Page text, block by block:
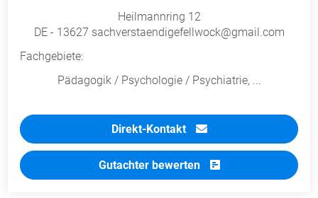
Heilmannring 12
DE - 13627 sachverstaendigefellwock@gmail.com
Fachgebiete:
Pädagogik / Psychologie / Psychiatrie, ...
Direkt-Kontakt
Gutachter bewerten